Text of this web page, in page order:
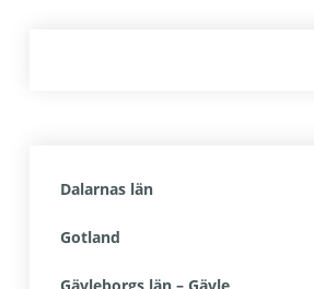
Dalarnas län
Gotland